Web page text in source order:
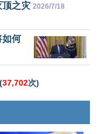
顶之灾 2026/7/18
如何
(37,702次)